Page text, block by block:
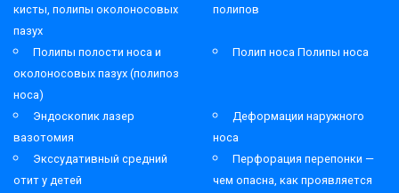
кисты, полипы околоносовых
пазух
полипов
Полипы полости носа и
околоносовых пазух (полипоз
носа)
Полип носа Полипы носа
Эндоскопик лазер
вазотомия
Деформации наружного
носа
Экссудативный средний
отит у детей
Перфорация перепонки —
чем опасна, как проявляется